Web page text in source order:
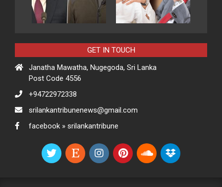
GET IN TOUCH
Janatha Mawatha, Nugegoda, Sri Lanka
Post Code 4556
+94722972338
srilankantribunenews@gmail.com
facebook » srilankantribune